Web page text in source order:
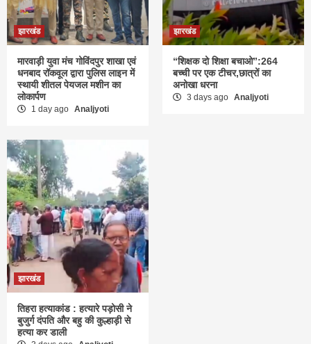
झारखंड
मारवाड़ी युवा मंच गोविंदपुर शाखा एवं
धनबाद रॉकवूल द्वारा पुलिस लाइन में
स्थायी शीतल पेयजल मशीन का
लोकार्पण
1 day ago Analjyoti
झारखंड
“शिक्षक दो शिक्षा बचाओ”:264
बच्ची पर एक टीचर,छात्रों का
अनोखा धरना
3 days ago Analjyoti
झारखंड
तिहरा हत्याकांड : हत्यारे पड़ोसी ने
बुजुर्ग दंपति और बहु की कुल्हाड़ी से
हत्या कर डाली